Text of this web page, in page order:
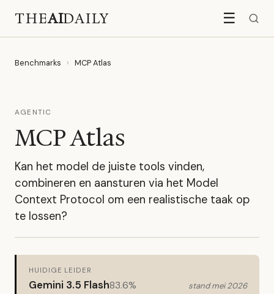
THEAIDAILY ☰
Benchmarks › MCP Atlas
AGENTIC
MCP Atlas
Kan het model de juiste tools vinden,
combineren en aansturen via het Model
Context Protocol om een realistische taak op
te lossen?
HUIDIGE LEIDER
Gemini 3.5 Flash83.6% stand mei 2026